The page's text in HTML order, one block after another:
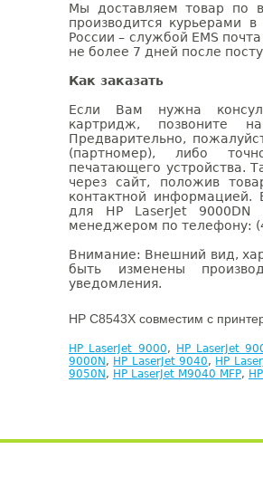
Мы доставляем товар по
производится курьерами
России – службой EMS
не более 7 дней после
Как заказать
Если Вам нужна
картридж, позвоните
Предварительно,
(партномер), либо
печатающего устройства.
через сайт, положив
контактной информацией.
для HP LaserJet
менеджером по телефону:
Внимание: Внешний вид,
быть изменены
уведомления.
HP C8543X совместим с
HP LaserJet 9000,
HP LaserJet
9000N , HP LaserJet 9040, HP
9050N , HP LaserJet M9040 MFP,